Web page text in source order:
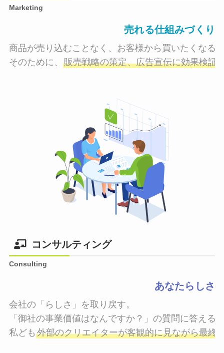
Marketing
売れる仕組みづくり
商品が売り込むことなく、お客様から買いたくなる
そのために、 販売戦略の策定、広告宣伝に効果検証
コンサルティング
Consulting
あなたらしさ
会社の「らしさ」を取り戻す。
「御社の事業価値はなんですか？」の質問に答える
私ども 外部のクリエイターが客観的に見ながら最終